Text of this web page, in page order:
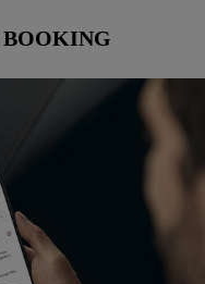
BOOKING